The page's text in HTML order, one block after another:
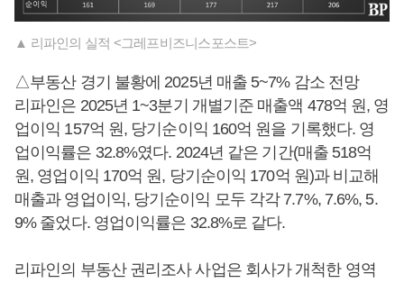
▲ 리파인의 실적 <그레프비즈니스포스트>
△부동산 경기 불황에 2025년 매출 5~7% 감소 전망
리파인은 2025년 1~3분기 개별기준 매출액 478억 원, 영
업이익 157억 원, 당기순이익 160억 원을 기록했다. 영
업이익률은 32.8%였다. 2024년 같은 기간(매출 518억
원, 영업이익 170억 원, 당기순이익 170억 원)과 비교해
매출과 영업이익, 당기순이익 모두 각각 7.7%, 7.6%, 5.
9% 줄었다. 영업이익률은 32.8%로 같다.
리파인의 부동산 권리조사 사업은 회사가 개척한 영역